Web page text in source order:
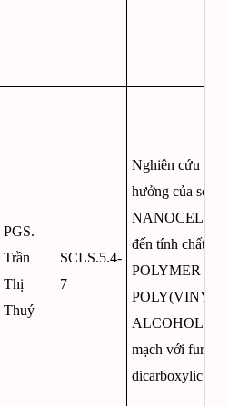
PGS.
Trần
Thị
Thuý
SCLS.5.4-
7
Nghiên cứu về
hưởng của sợi
đến tính chất của
POLYMER
POLY(VINYL
ALCOHOL)
mạch với furan-
dicarboxylic acid